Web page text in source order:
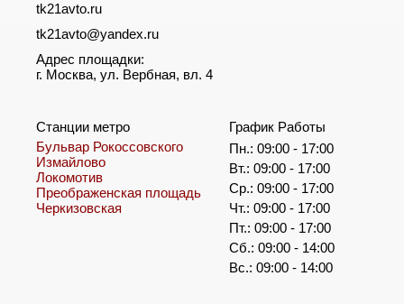
tk21avto.ru
tk21avto@yandex.ru
Адрес площадки:
г. Москва, ул. Вербная, вл. 4
Станции метро
Бульвар Рокоссовского
Измайлово
Локомотив
Преображенская площадь
Черкизовская
График Работы
Пн.: 09:00 - 17:00
Вт.: 09:00 - 17:00
Ср.: 09:00 - 17:00
Чт.: 09:00 - 17:00
Пт.: 09:00 - 17:00
Сб.: 09:00 - 14:00
Вс.: 09:00 - 14:00